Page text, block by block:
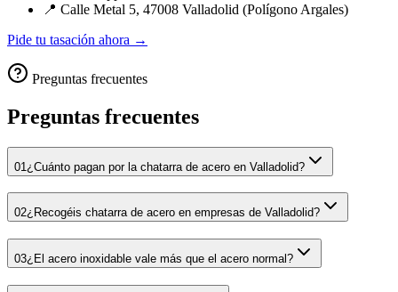
📍 Calle Metal 5, 47008 Valladolid (Polígono Argales)
Pide tu tasación ahora →
Preguntas frecuentes
Preguntas frecuentes
01 ¿Cuánto pagan por la chatarra de acero en Valladolid?
02¿Recogéis chatarra de acero en empresas de Valladolid?
03¿El acero inoxidable vale más que el acero normal?